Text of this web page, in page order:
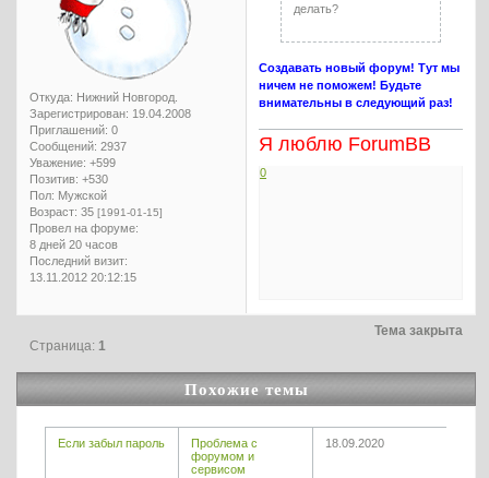
Откуда: Нижний Новгород.
Зарегистрирован: 19.04.2008
Приглашений: 0
Сообщений: 2937
Уважение: +599
Позитив: +530
Пол: Мужской
Возраст: 35 [1991-01-15]
Провел на форуме:
8 дней 20 часов
Последний визит:
13.11.2012 20:12:15
делать?
Создавать новый форум! Тут мы
ничем не поможем! Будьте
внимательны в следующий раз!
Я люблю ForumBB
0
Тема закрыта
Страница:1
Похожие темы
Если забыл пароль
Проблема с
форумом и
сервисом
18.09.2020